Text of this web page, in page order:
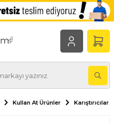
Kullan At Ürünler Karıştırıcılar